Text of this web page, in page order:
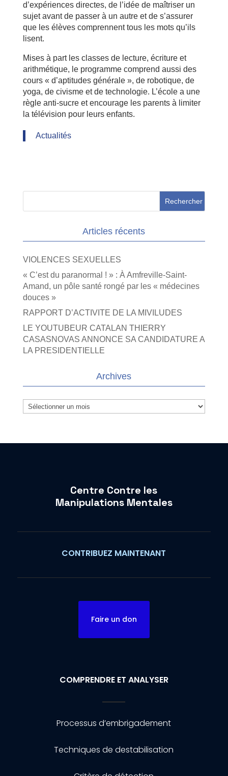
d’expériences directes, de l’idée de maîtriser un
sujet avant de passer à un autre et de s’assurer
que les élèves comprennent tous les mots qu’ils
lisent.
Mises à part les classes de lecture, écriture et
arithmétique, le programme comprend aussi des
cours « d’aptitudes générale », de robotique, de
yoga, de civisme et de technologie. L’école a une
règle anti-sucre et encourage les parents à limiter
la télévision pour leurs enfants.
Actualités
Articles récents
VIOLENCES SEXUELLES
« C’est du paranormal ! » : À Amfreville-Saint-
Amand, un pôle santé rongé par les « médecines
douces »
RAPPORT D’ACTIVITE DE LA MIVILUDES
LE YOUTUBEUR CATALAN THIERRY
CASASNOVAS ANNONCE SA CANDIDATURE A
LA PRESIDENTIELLE
Archives
Archives
Centre Contre les
Manipulations Mentales
CONTRIBUEZ MAINTENANT
Faire un don
COMPRENDRE ET ANALYSER
Processus d’embrigadement
Techniques de destabilisation